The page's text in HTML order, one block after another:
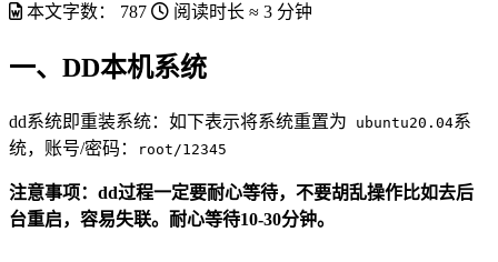
本文字数：
787 阅读时长 ≈ 3 分钟
一、DD本机系统
dd系统即重装系统：如下表示将系统重置为 ubuntu20.04系
统，账号/密码：
root/12345
注意事项：dd过程一定要耐心等待，不要胡乱操作比如去后
台重启，容易失联。耐心等待10-30分钟。